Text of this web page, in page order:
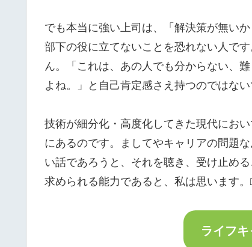
でも本当に強い上司は、「解決策が無い
部下の役に立てないことを恐れない人で
ん。「これは、あの人でも分からない、
よね。」と自己肯定感さえ持つのではない
技術が細分化・高度化してきた現代にお
にあるのです。ましてやキャリアの問題
い話であろうと、それを聴き、受け止め
求められる能力であると、私は思います
ライフ